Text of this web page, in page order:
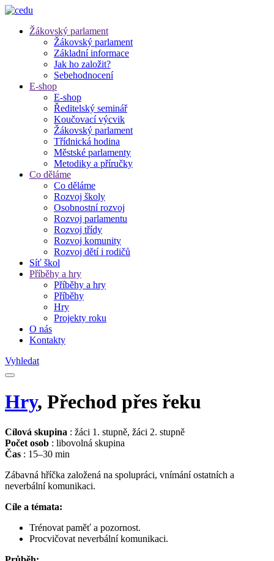
Žákovský parlament
Žákovský parlament
Základní informace
Jak ho založit?
Sebehodnocení
E-shop
E-shop
Ředitelský seminář
Koučovací výcvik
Žákovský parlament
Třídnická hodina
Městské parlamenty
Metodiky a příručky
Co děláme
Co děláme
Rozvoj školy
Osobnostní rozvoj
Rozvoj parlamentu
Rozvoj třídy
Rozvoj komunity
Rozvoj dětí i rodičů
Síť škol
Příběhy a hry
Příběhy a hry
Příběhy
Hry
Projekty roku
O nás
Kontakty
Vyhledat
Hry, Přechod přes řeku
Cílová skupina : žáci 1. stupně, žáci 2. stupně
Počet osob : libovolná skupina
Čas : 15–30 min
Zábavná hříčka založená na spolupráci, vnímání ostatních a
neverbální komunikaci.
Cíle a témata:
Trénovat paměť a pozornost.
Procvičovat neverbální komunikaci.